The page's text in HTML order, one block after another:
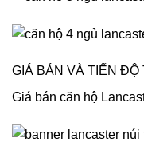
GIÁ BÁN VÀ TIẾN ĐỘ
Giá bán căn hộ